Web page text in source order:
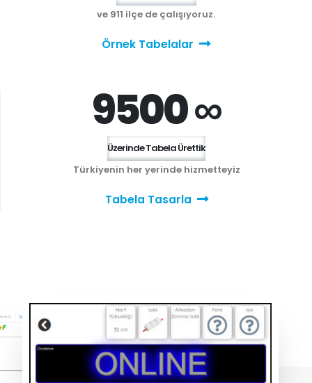
ve 911 ilçe de çalışıyoruz.
Örnek Tabelalar
9500 ∞
Üzerinde Tabela Ürettik
Türkiyenin her yerinde hizmetteyiz
Tabela Tasarla